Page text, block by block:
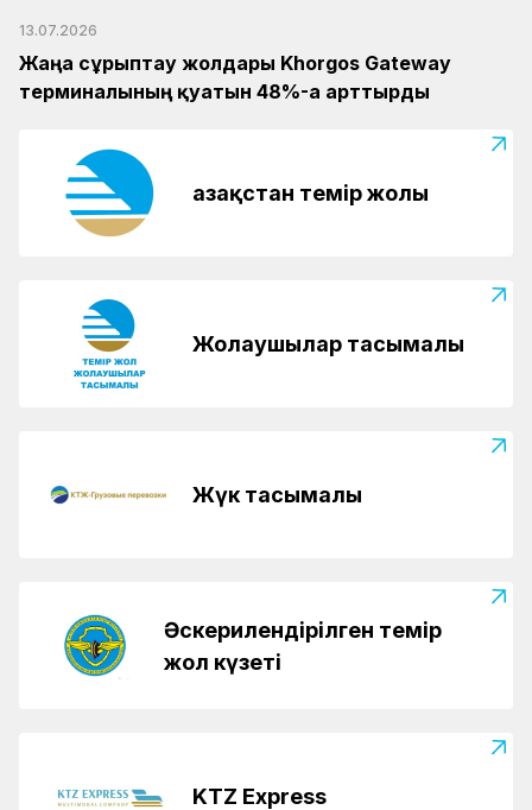
13.07.2026
Жаңа сұрыптау жолдары Khorgos Gateway
терминалының қуатын 48%-ға арттырды
Қазақстан темір жолы
Жолаушылар тасымалы
Жүк тасымалы
Әскерилендірілген темір
жол күзеті
KTZ Express